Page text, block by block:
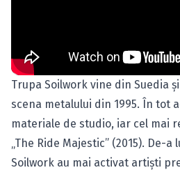
Trupa Soilwork vine din Suedia
scena metalului din 1995. În tot
materiale de studio, iar cel mai
„The Ride Majestic” (2015). De-
Soilwork au mai activat artişti